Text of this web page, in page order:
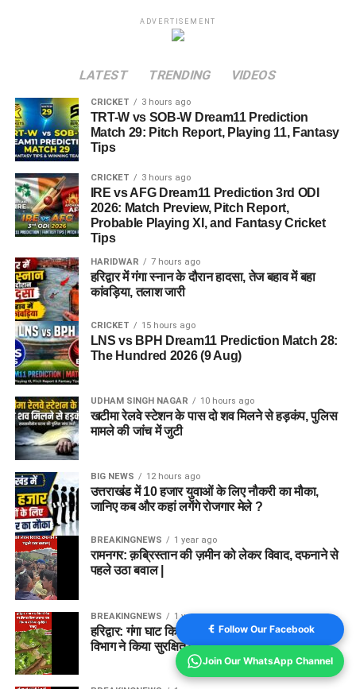
ADVERTISEMENT
LATEST TRENDING VIDEOS
CRICKET 3 hours ago
TRT-W vs SOB-W Dream11 Prediction
Match 29: Pitch Report, Playing 11, Fantasy
Tips
CRICKET 3 hours ago
IRE vs AFG Dream11 Prediction 3rd ODI
2026: Match Preview, Pitch Report,
Probable Playing XI, and Fantasy Cricket
Tips
HARIDWAR 7 hours ago
हरिद्वार में गंगा स्नान के दौरान हादसा, तेज बहाव में बहा
कांवड़िया, तलाश जारी
CRICKET 15 hours ago
LNS vs BPH Dream11 Prediction Match 28:
The Hundred 2026 (9 Aug)
UDHAM SINGH NAGAR 10 hours ago
खटीमा रेलवे स्टेशन के पास दो शव मिलने से हड़कंप, पुलिस
मामले की जांच में जुटी
BIG NEWS 12 hours ago
उत्तराखंड में 10 हजार युवाओं के लिए नौकरी का मौका,
जानिए कब और कहां लगेंगे रोजगार मेले ?
BREAKINGNEWS 1 year ago
रामनगर: क़ब्रिस्तान की ज़मीन को लेकर विवाद, दफनाने से
पहले उठा बवाल |
BREAKINGNEWS 1 year ago
हरिद्वार: गंगा घाट किनारे पेड़ पर लिपटा मिला अजगर, वन
विभाग ने किया सुरक्षित रेस्क्यू
Follow Our Facebook
Join Our WhatsApp Channel